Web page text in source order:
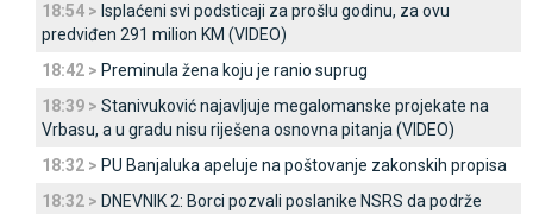
18:54 > Isplaćeni svi podsticaji za prošlu godinu, za ovu
predviđen 291 milion KM (VIDEO)
18:42 > Preminula žena koju je ranio suprug
18:39 > Stanivuković najavljuje megalomanske projekate na
Vrbasu, a u gradu nisu riješena osnovna pitanja (VIDEO)
18:32 > PU Banjaluka apeluje na poštovanje zakonskih propisa
18:32 > DNEVNIK 2: Borci pozvali poslanike NSRS da podrže